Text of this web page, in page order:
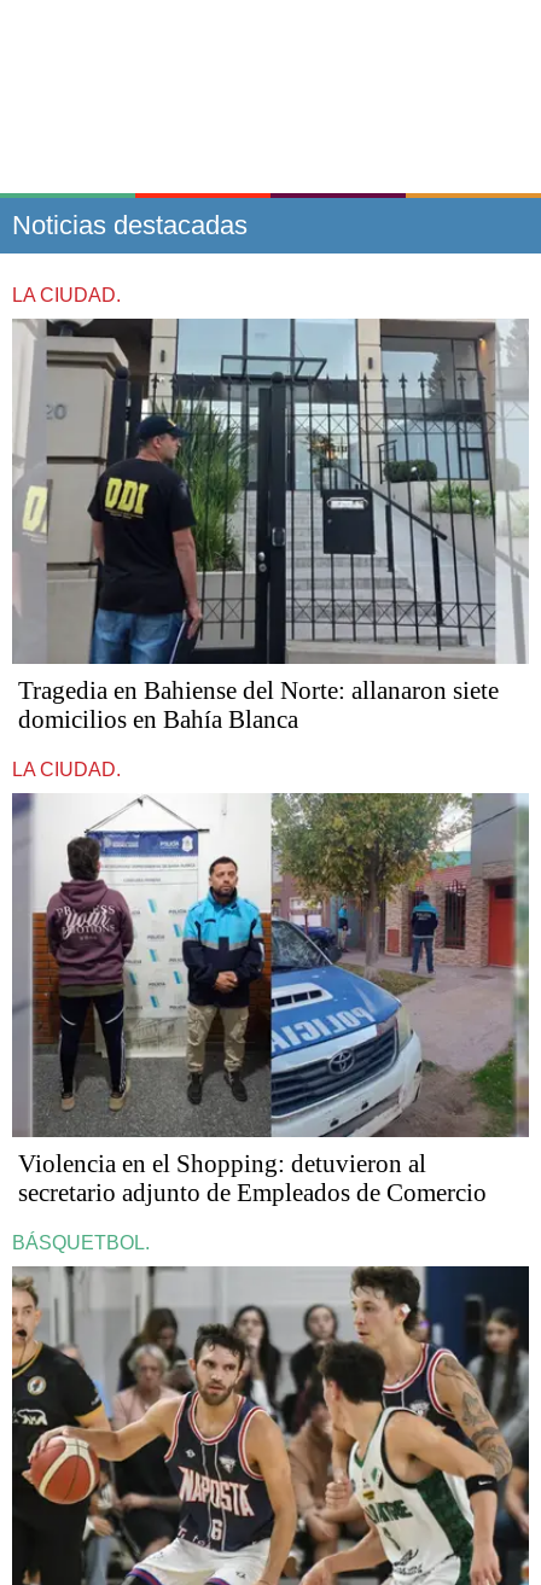
Noticias destacadas
LA CIUDAD.
Tragedia en Bahiense del Norte: allanaron siete
domicilios en Bahía Blanca
LA CIUDAD.
Violencia en el Shopping: detuvieron al
secretario adjunto de Empleados de Comercio
BÁSQUETBOL.